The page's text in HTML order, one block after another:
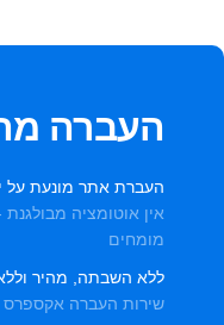
העברה
העברת אתר מונעת על
אין אוטומציה
מומחים
ללא השבתה, מהיר
שירות העברה אקספרס